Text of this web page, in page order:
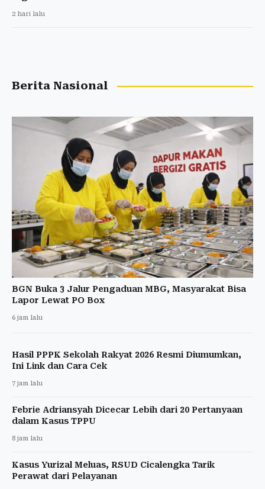
2 hari lalu
Berita Nasional
BGN Buka 3 Jalur Pengaduan MBG, Masyarakat Bisa
Lapor Lewat PO Box
6 jam lalu
Hasil PPPK Sekolah Rakyat 2026 Resmi Diumumkan,
Ini Link dan Cara Cek
7 jam lalu
Febrie Adriansyah Dicecar Lebih dari 20 Pertanyaan
dalam Kasus TPPU
8 jam lalu
Kasus Yurizal Meluas, RSUD Cicalengka Tarik
Perawat dari Pelayanan